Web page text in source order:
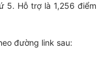
5. Hỗ trợ là 1,256 điểm
đường link sau: